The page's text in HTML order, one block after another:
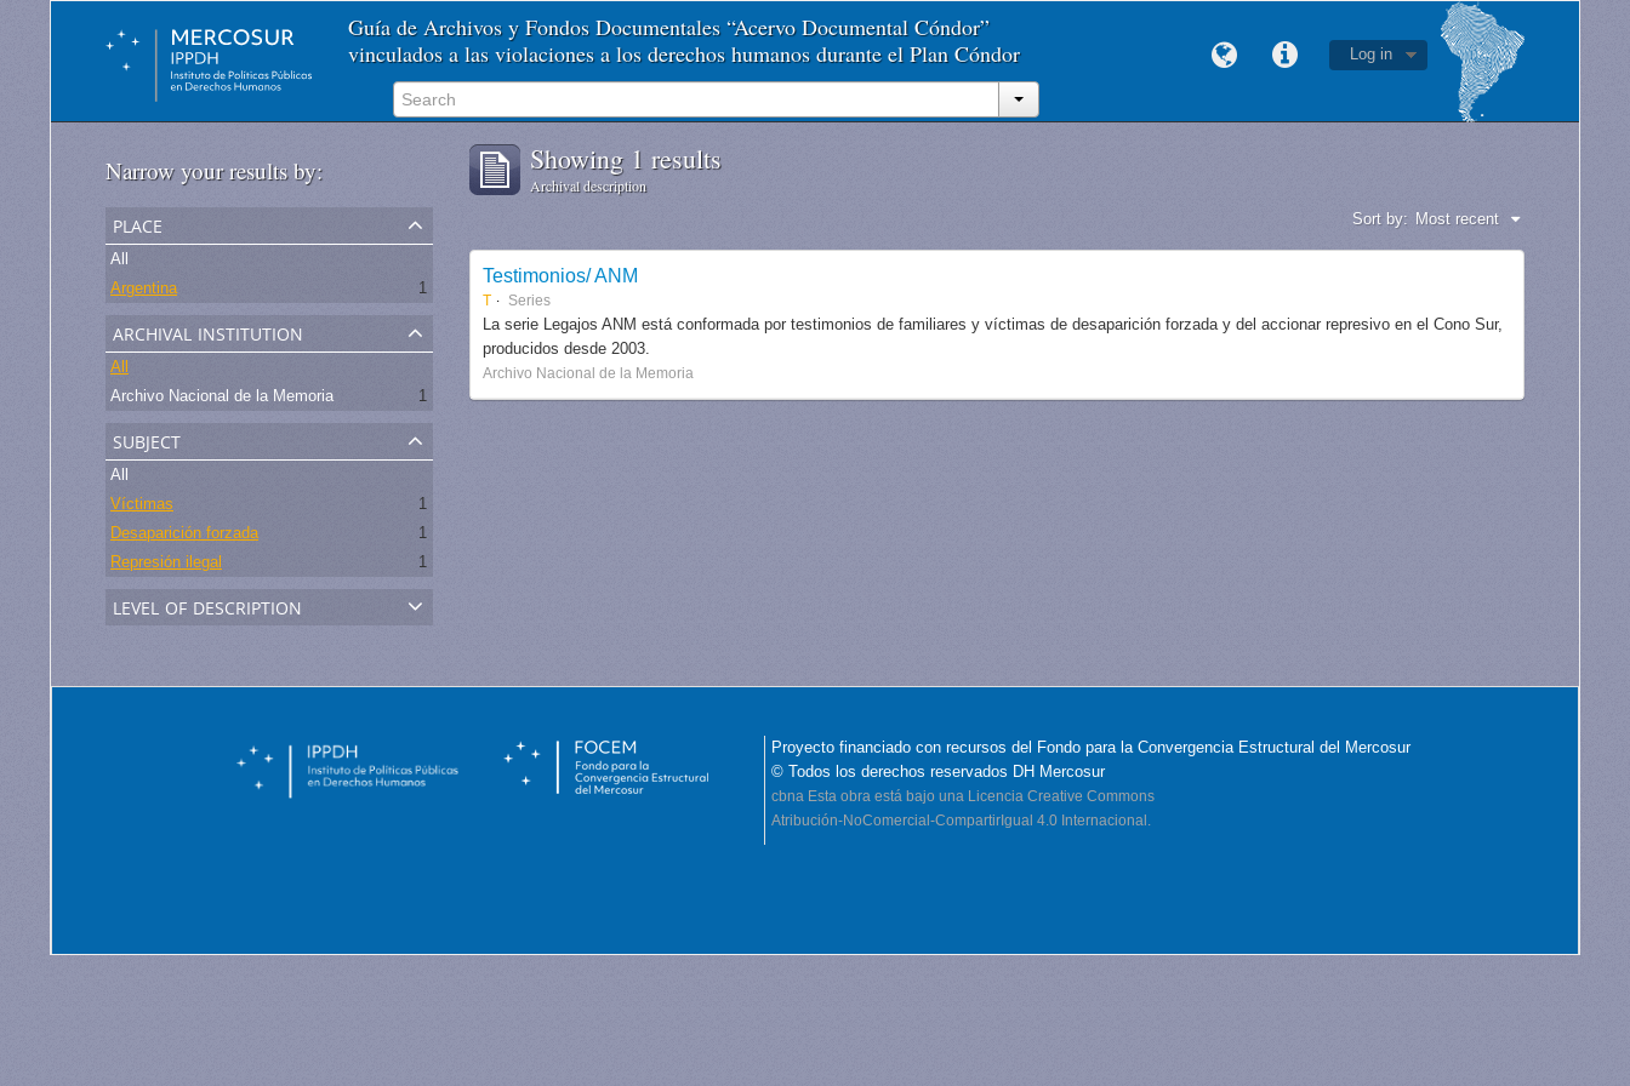
Guía de Archivos y Fondos Documentales “Acervo Documental Cóndor”
vinculados a las violaciones a los derechos humanos durante el Plan Cóndor
Log in
Narrow your results by:
place
All
Argentina
1
archival institution
All
Archivo Nacional de la Memoria
1
subject
All
Víctimas
1
Desaparición forzada
1
Represión ilegal
1
level of description
Showing 1 results
Archival description
Sort by: Most recent
Testimonios/ ANM
T Series
La serie Legajos ANM está conformada por testimonios de familiares y víctimas de desaparición forzada y del accionar represivo en el Cono Sur,
producidos desde 2003.
Archivo Nacional de la Memoria
Proyecto financiado con recursos del Fondo para la Convergencia Estructural del Mercosur
© Todos los derechos reservados DH Mercosur
cbna Esta obra está bajo una Licencia Creative Commons
Atribución-NoComercial-CompartirIgual 4.0 Internacional.